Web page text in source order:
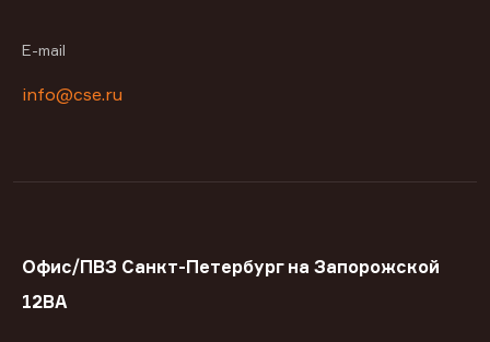
E-mail
info@cse.ru
Офис/ПВЗ Санкт-Петербург на Запорожской
12ВА